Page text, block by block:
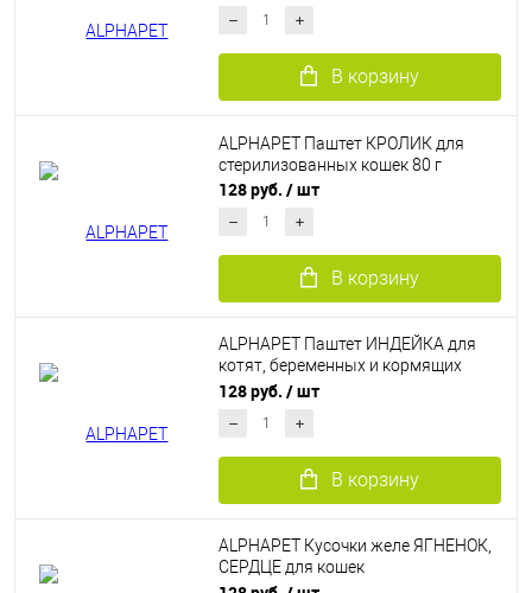
В корзину
ALPHAPET Паштет КРОЛИК для
стерилизованных кошек 80 г
128 руб. / шт
В корзину
ALPHAPET Паштет ИНДЕЙКА для
котят, беременных и кормящих
кошек 80 г
128 руб. / шт
В корзину
ALPHAPET Кусочки желе ЯГНЕНОК,
СЕРДЦЕ для кошек
стерилизованных 80 г